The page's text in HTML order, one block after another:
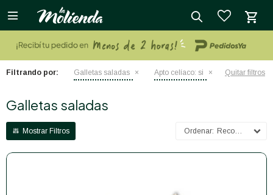

Filtrando por: Galletas saladas Apto celíaco: si Quitar filtros
Galletas saladas
Recomendados